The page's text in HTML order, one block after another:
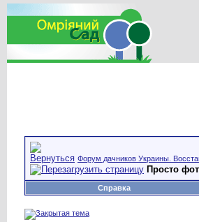
Форум дачников Украины.
Просто
Справка